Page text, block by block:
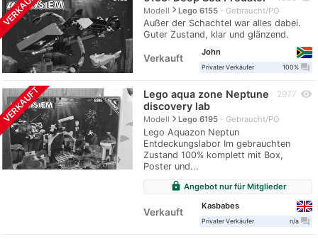
Modellnavigate_nextLego 6155 Gebraucht/PO
Außer der Schachtel war alles dabei.
Guter Zustand, klar und glänzend.
Verkauft
John
Privater Verkäufer 100% question_answer
VERKAUFT
Lego aqua zone Neptune
discovery lab
Modellnavigate_nextLego 6195 Gebraucht/PO
Lego Aquazon Neptun
Entdeckungslabor Im gebrauchten
Zustand 100% komplett mit Box,
Poster und...
2977 visibility
lock Angebot nur für Mitglieder
Verkauft
Kasbabes
Privater Verkäufer n/a question_answer